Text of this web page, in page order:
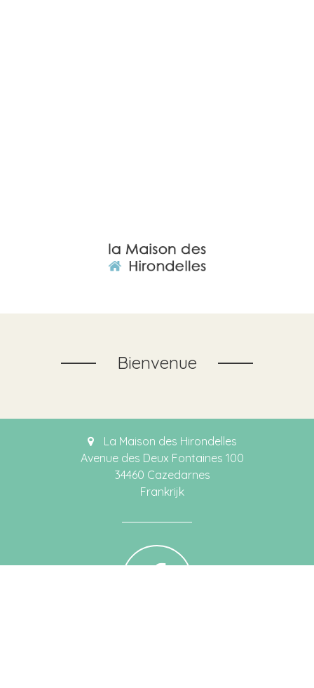
Bienvenue
La Maison des Hirondelles
Avenue des Deux Fontaines 100
34460 Cazedarnes
Frankrijk